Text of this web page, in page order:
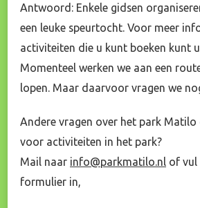
Antwoord: Enkele gidsen
een leuke speurtocht. Voor meer
activiteiten die u kunt boeken kunt
Momenteel werken we aan een
lopen. Maar daarvoor vragen we
Andere vragen over het park
voor activiteiten in het park?
Mail naar info@parkmatilo.nl of vul
formulier in,